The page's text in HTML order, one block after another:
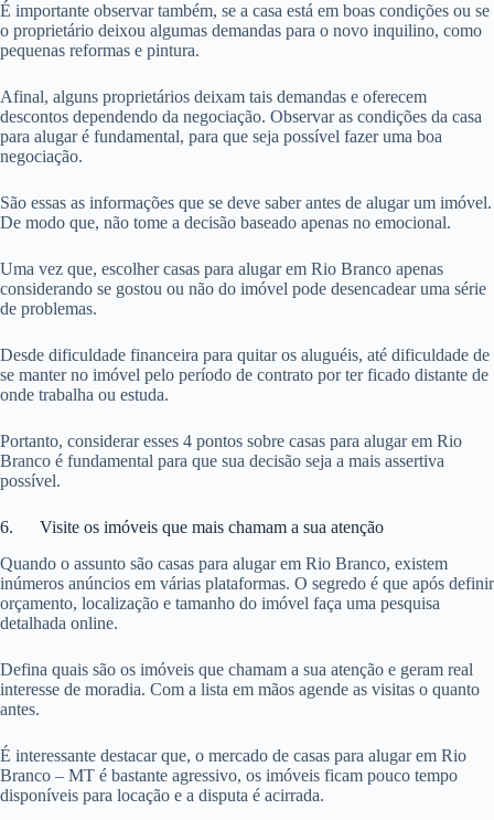
É importante observar também, se a casa está em boas condições ou se
o proprietário deixou algumas demandas para o novo inquilino, como
pequenas reformas e pintura.
Afinal, alguns proprietários deixam tais demandas e oferecem
descontos dependendo da negociação. Observar as condições da casa
para alugar é fundamental, para que seja possível fazer uma boa
negociação.
São essas as informações que se deve saber antes de alugar um imóvel.
De modo que, não tome a decisão baseado apenas no emocional.
Uma vez que, escolher casas para alugar em Rio Branco apenas
considerando se gostou ou não do imóvel pode desencadear uma série
de problemas.
Desde dificuldade financeira para quitar os aluguéis, até dificuldade de
se manter no imóvel pelo período de contrato por ter ficado distante de
onde trabalha ou estuda.
Portanto, considerar esses 4 pontos sobre casas para alugar em Rio
Branco é fundamental para que sua decisão seja a mais assertiva
possível.
6. Visite os imóveis que mais chamam a sua atenção
Quando o assunto são casas para alugar em Rio Branco, existem
inúmeros anúncios em várias plataformas. O segredo é que após definir
orçamento, localização e tamanho do imóvel faça uma pesquisa
detalhada online.
Defina quais são os imóveis que chamam a sua atenção e geram real
interesse de moradia. Com a lista em mãos agende as visitas o quanto
antes.
É interessante destacar que, o mercado de casas para alugar em Rio
Branco – MT é bastante agressivo, os imóveis ficam pouco tempo
disponíveis para locação e a disputa é acirrada.